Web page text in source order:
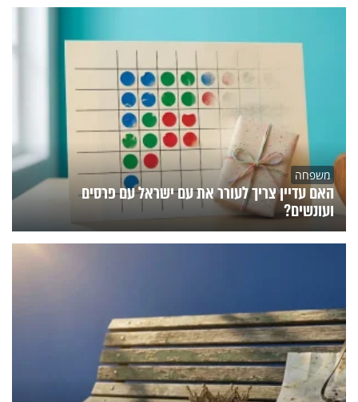
משפחה
האם עדיין צריך לעורר את עם ישראל עם פרסים
ועונשים?